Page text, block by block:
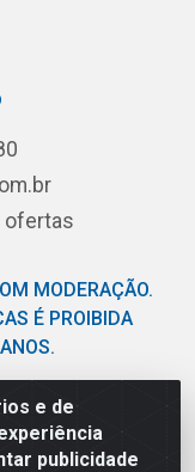
e de
publicidade
ofertas
MODERAÇÃO.
É PROIBIDA
2738, Bloco F -
- CNPJ